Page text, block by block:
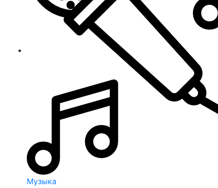
Музыка